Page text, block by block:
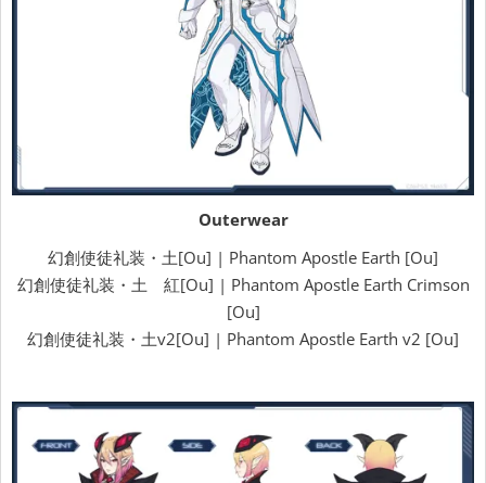
Outerwear
幻創使徒礼装・土[Ou] | Phantom Apostle Earth [Ou]
幻創使徒礼装・土 紅[Ou] | Phantom Apostle Earth Crimson
[Ou]
幻創使徒礼装・土v2[Ou] | Phantom Apostle Earth v2 [Ou]